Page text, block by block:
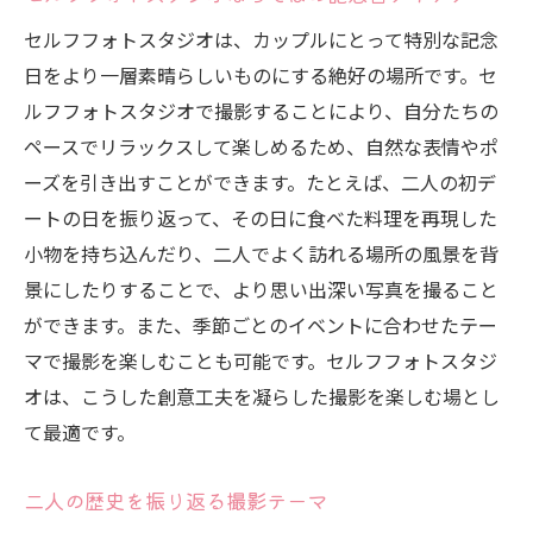
セルフフォトスタジオは、カップルにとって特別な記念
日をより一層素晴らしいものにする絶好の場所です。セ
ルフフォトスタジオで撮影することにより、自分たちの
ペースでリラックスして楽しめるため、自然な表情やポ
ーズを引き出すことができます。たとえば、二人の初デ
ートの日を振り返って、その日に食べた料理を再現した
小物を持ち込んだり、二人でよく訪れる場所の風景を背
景にしたりすることで、より思い出深い写真を撮ること
ができます。また、季節ごとのイベントに合わせたテー
マで撮影を楽しむことも可能です。セルフフォトスタジ
オは、こうした創意工夫を凝らした撮影を楽しむ場とし
て最適です。
二人の歴史を振り返る撮影テーマ